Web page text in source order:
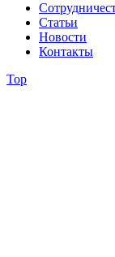
Статьи
Новости
Контакты
Top